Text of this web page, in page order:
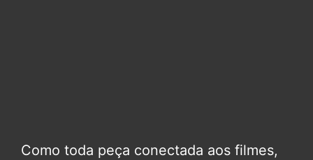
Como toda peça conectada aos filmes,